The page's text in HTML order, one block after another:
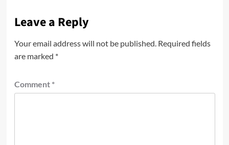
Leave a Reply
Your email address will not be published. Required fields
are marked *
Comment *